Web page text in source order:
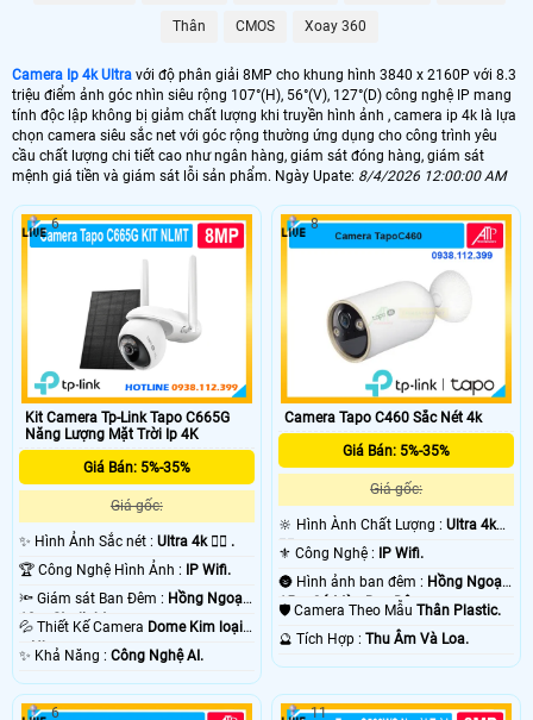
Thân CMOS Xoay 360
Camera Ip 4k Ultra với độ phân giải 8MP cho khung hình 3840 x 2160P với 8.3
triệu điểm ảnh góc nhìn siêu rộng 107°(H), 56°(V), 127°(D) công nghệ IP mang
tính độc lập không bị giảm chất lượng khi truyền hình ảnh , camera ip 4k là lựa
chọn camera siêu sắc net với góc rộng thường ứng dụng cho công trình yêu
cầu chất lượng chi tiết cao như ngân hàng, giám sát đóng hàng, giám sát
mệnh giá tiền và giám sát lỗi sản phẩm. Ngày Upate: 8/4/2026 12:00:00 AM
Kit Camera Tp-Link Tapo C665G
Năng Lượng Mặt Trời Ip 4K
Giá Bán: 5%-35%
Giá gốc:
✨ Hình Ảnh Sắc nét : Ultra 4k 👍🏾 .
🏆 Công Nghệ Hình Ảnh : IP Wifi.
🔦 Giám sát Ban Đêm : Hồng Ngoại
10m Starlight.
💦 Thiết Kế Camera Dome Kim loại
+ Nhựa.
️✨ Khả Năng : Công Nghệ AI.
6
Camera Tapo C460 Sắc Nét 4k
Giá Bán: 5%-35%
Giá gốc:
🔆 Hình Ành Chất Lượng :Ultra 4k
👍🏾 .
⚜️ Công Nghệ : IP Wifi.
🌚 Hình ảnh ban đêm : Hồng Ngoại
15m Có Màu Ban Ðêm.
🛡 Camera Theo MẫuThân Plastic.
️🔮 Tích Hợp :Thu Âm Và Loa.
8
6 11